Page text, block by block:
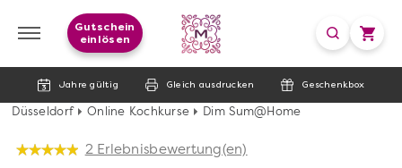
Jahre gültig Gleich ausdrucken Geschenkbox
Gutschein
einlösen
Düsseldorf Online Kochkurse Dim Sum@Home
2 Erlebnisbewertung(en)